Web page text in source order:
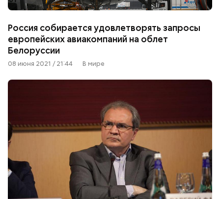
Россия собирается удовлетворять запросы
европейских авиакомпаний на облет
Белоруссии
08 июня 2021 / 21:44 В мире